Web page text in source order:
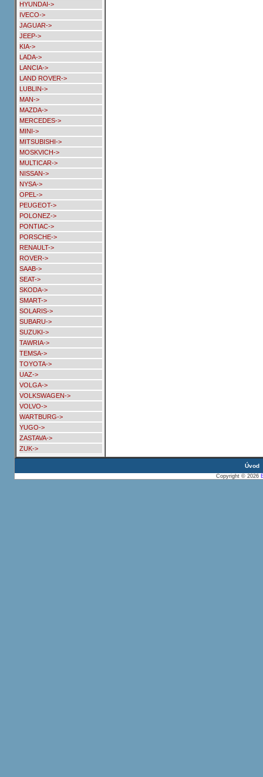
HYUNDAI->
IVECO->
JAGUAR->
JEEP->
KIA->
LADA->
LANCIA->
LAND ROVER->
LUBLIN->
MAN->
MAZDA->
MERCEDES->
MINI->
MITSUBISHI->
MOSKVICH->
MULTICAR->
NISSAN->
NYSA->
OPEL->
PEUGEOT->
POLONEZ->
PONTIAC->
PORSCHE->
RENAULT->
ROVER->
SAAB->
SEAT->
SKODA->
SMART->
SOLARIS->
SUBARU->
SUZUKI->
TAWRIA->
TEMSA->
TOYOTA->
UAZ->
VOLGA->
VOLKSWAGEN->
VOLVO->
WARTBURG->
YUGO->
ZASTAVA->
ZUK->
Úvod
Copyright © 2026